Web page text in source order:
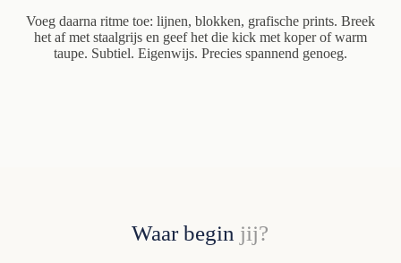
Voeg daarna ritme toe: lijnen, blokken, grafische prints. Breek
het af met staalgrijs en geef het die kick met koper of warm
taupe. Subtiel. Eigenwijs. Precies spannend genoeg.
Waar begin jij?